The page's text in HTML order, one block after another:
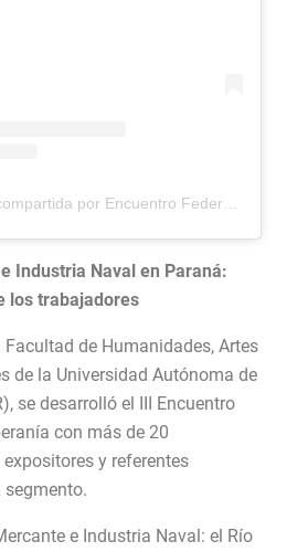
Industria Naval en Paraná:
los trabajadores
Facultad de Humanidades, Artes
de la Universidad Autónoma de
se desarrolló el III Encuentro
con más de 20
y referentes
e Industria Naval: el Río